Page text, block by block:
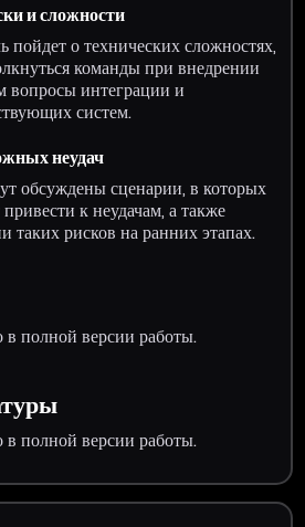
и сложности
пойдет о технических сложностях,
команды при внедрении
вопросы интеграции и
систем.
неудач
обсуждены сценарии, в которых
к неудачам, а также
таких рисков на ранних этапах.
в полной версии работы.
в полной версии работы.